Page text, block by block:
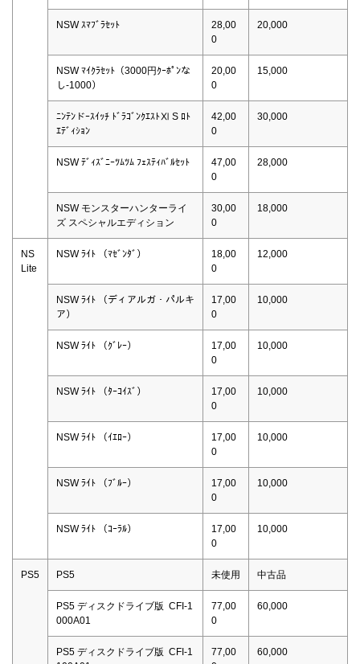
NSW ｽﾏﾌﾞﾗｾｯﾄ
28,00
0
20,000
NSW ﾏｲｸﾗｾｯﾄ（3000円ｸｰﾎﾟﾝな
し-1000）
20,00
0
15,000
ﾆﾝﾃﾝドｰｽｲｯﾁ ﾄﾞﾗｺﾞﾝｸｴｽﾄⅪ S ﾛﾄ
ｴﾃﾞｨｼｮﾝ
42,00
0
30,000
NSW ﾃﾞｨｽﾞﾆｰﾂﾑﾂﾑ ﾌｪｽﾃｨﾊﾞﾙｾｯﾄ
47,00
0
28,000
NSW モンスターハンターライ
ズ スペシャルエディション
30,00
0
18,000
NS
Lite
NSW ﾗｲﾄ （ﾏｾﾞﾝﾀﾞ）
18,00
0
12,000
NSW ﾗｲﾄ （ディアルガ・パルキ
ア）
17,00
0
10,000
NSW ﾗｲﾄ （ｸﾞﾚｰ）
17,00
0
10,000
NSW ﾗｲﾄ （ﾀｰｺｲｽﾞ）
17,00
0
10,000
NSW ﾗｲﾄ （ｲｴﾛｰ）
17,00
0
10,000
NSW ﾗｲﾄ （ﾌﾞﾙｰ）
17,00
0
10,000
NSW ﾗｲﾄ （ｺｰﾗﾙ）
17,00
0
10,000
PS5 PS5 未使用 中古品
PS5 ディスクドライブ版 CFI-1
000A01
77,00
0
60,000
PS5 ディスクドライブ版 CFI-1
77,00
60,000